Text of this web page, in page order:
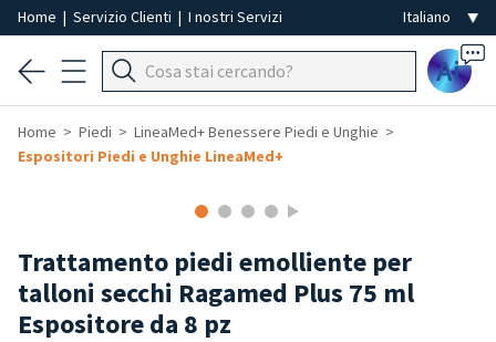
Home | Servizio Clienti | I nostri Servizi
Ai
Home Piedi
LineaMed+ Benessere Piedi e Unghie
Espositori Piedi e Unghie LineaMed+
Trattamento piedi emolliente per
talloni secchi Ragamed Plus 75 ml
Espositore da 8 pz